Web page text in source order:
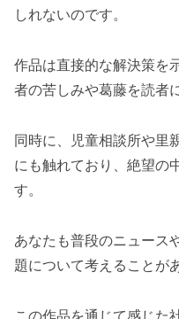
しれないのです。
作品は直接的な解決策を
者の苦しみや葛藤を読者
同時に、児童相談所や里
にも触れており、絶望の
す。
あなたも普段のニュース
題について考えることが
この作品を通じて感じた